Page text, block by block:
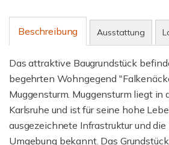
Beschreibung Ausstattung
Das attraktive Baugrundstück
begehrten Wohngegend
Muggensturm. Muggensturm liegt in
Karlsruhe und ist für seine hohe
ausgezeichnete Infrastruktur und
Umgebung bekannt. Das